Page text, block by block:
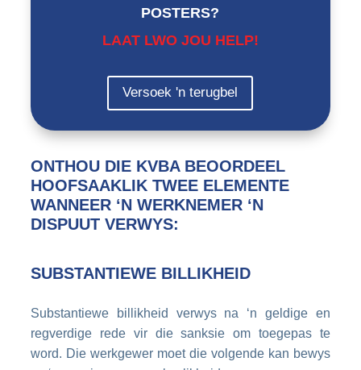
POSTERS?
LAAT LWO JOU HELP!
Versoek 'n terugbel
ONTHOU DIE KVBA BEOORDEEL
HOOFSAAKLIK TWEE ELEMENTE
WANNEER ‘N WERKNEMER ‘N
DISPUUT VERWYS:
SUBSTANTIEWE BILLIKHEID
Substantiewe billikheid verwys na ‘n geldige en
regverdige rede vir die sanksie om toegepas te
word. Die werkgewer moet die volgende kan bewys